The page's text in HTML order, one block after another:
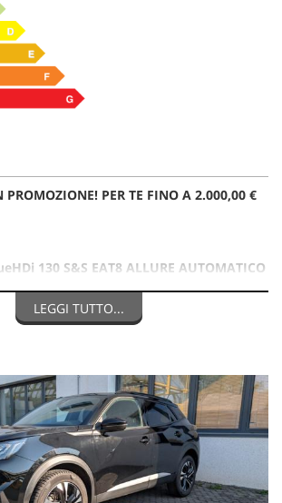
PROMOZIONE! PER TE FINO A 2.000,00 €
130 S&S EAT8 ALLURE AUTOMATICO
ITALIANA IN PRONTA CONSEGNA
abbinato all'iniziativa #PROMO
ti permette per questa auto di
di un extra sconto di 2.000,00 € rispetto
troverai in salone (22.900,00 €).
LEGGI TUTTO...